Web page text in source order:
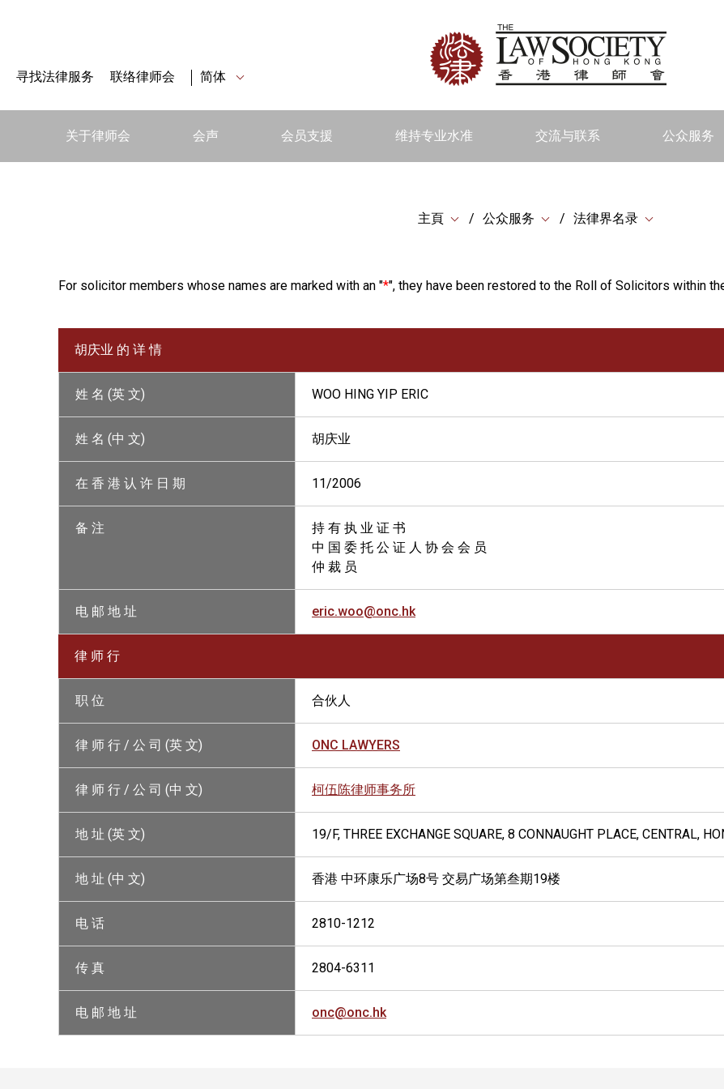
寻找法律服务 联络律师会 简体
关于律师会 会声 会员支援 维持专业水准 交流与联系 公众服务
主頁 公众服务 法律界名录
For solicitor members whose names are marked with an "*", they have been restored to the Roll of Solicitors within
胡庆业 的 详 情
姓 名 (英 文) WOO HING YIP ERIC
姓 名 (中 文) 胡庆业
在 香 港 认 许 日 期 11/2006
备 注
持 有 执 业 证 书
中 国 委 托 公 证 人 协 会 会 员
仲 裁 员
电 邮 地 址 eric.woo@onc.hk
律 师 行
职 位 合伙人
律 师 行 / 公 司 (英 文) ONC LAWYERS
律 师 行 / 公 司 (中 文) 柯伍陈律师事务所
地 址 (英 文) 19/F, THREE EXCHANGE SQUARE, 8 CONNAUGHT PLACE, CENTRAL,
地 址 (中 文) 香港 中环康乐广场8号 交易广场第叁期19楼
电 话 2810-1212
传 真 2804-6311
电 邮 地 址 onc@onc.hk